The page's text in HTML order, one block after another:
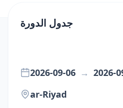
جدول الدورة
2026-09-06 → 2026-
ar-Riyad